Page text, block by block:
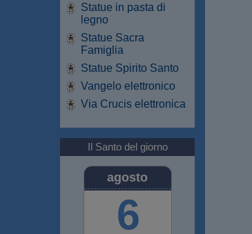
Statue in pasta di
legno
Statue Sacra
Famiglia
Statue Spirito Santo
Vangelo elettronico
Via Crucis elettronica
Il Santo del giorno
agosto
6